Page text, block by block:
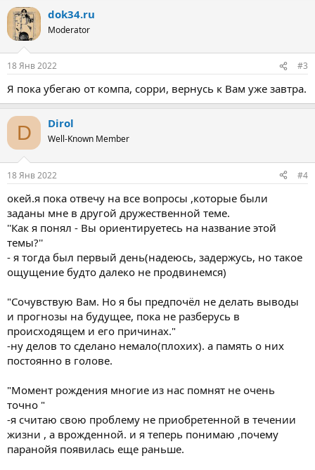
dok34.ru
Moderator
18 Янв 2022 #3
Я пока убегаю от компа, сорри, вернусь к Вам уже завтра.
D Dirol
Well-Known Member
18 Янв 2022 #4
окей.я пока отвечу на все вопросы ,которые были
заданы мне в другой дружественной теме.
''Как я понял - Вы ориентируетесь на название этой
темы?''
- я тогда был первый день(надеюсь, задержусь, но такое
ощущение будто далеко не продвинемся)
"Сочувствую Вам. Но я бы предпочёл не делать выводы
и прогнозы на будущее, пока не разберусь в
происходящем и его причинах."
-ну делов то сделано немало(плохих). а память о них
постоянно в голове.
"Момент рождения многие из нас помнят не очень
точно "
-я считаю свою проблему не приобретенной в течении
жизни , а врожденной. и я теперь понимаю ,почему
паранойя появилась еще раньше.